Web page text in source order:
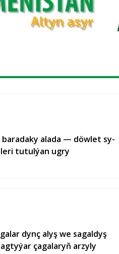
ba­ra­da­ky ala­da — döw­let sy­
tu­tul­ýan ug­ry
dynç alyş we sagaldyş
çagalaryň arzyly